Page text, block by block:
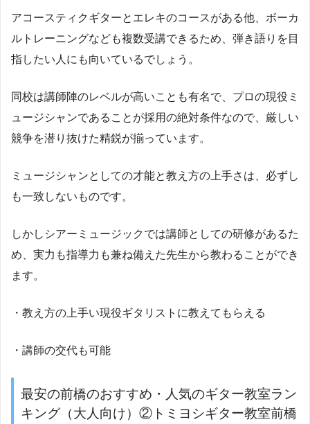
アコースティクギターとエレキのコースがある他、ボーカ
ルトレーニングなども複数受講できるため、弾き語りを目
指したい人にも向いているでしょう。
同校は講師陣のレベルが高いことも有名で、プロの現役ミ
ュージシャンであることが採用の絶対条件なので、厳しい
競争を潜り抜けた精鋭が揃っています。
ミュージシャンとしての才能と教え方の上手さは、必ずし
も一致しないものです。
しかしシアーミュージックでは講師としての研修があるた
め、実力も指導力も兼ね備えた先生から教わることができ
ます。
・教え方の上手い現役ギタリストに教えてもらえる
・講師の交代も可能
最安の前橋のおすすめ・人気のギター教室ラン
キング（大人向け）②トミヨシギター教室前橋